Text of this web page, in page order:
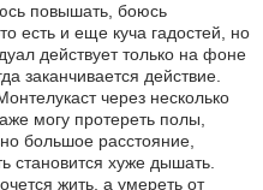
повышать, боюсь
есть и еще куча гадостей, но
действует только на фоне
заканчивается действие.
через несколько
могу протереть полы,
большое расстояние,
становится хуже дышать.
жить, а умереть от